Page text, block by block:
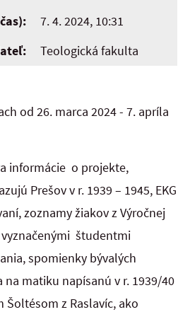
7. 4. 2024, 10:31
Teologická fakulta
od 26. marca 2024 - 7. apríla
informácie o projekte,
Prešov v r. 1939 – 1945, EKG
zoznamy žiakov z Výročnej
vyznačenými študentmi
spomienky bývalých
na matiku napísanú v r. 1939/40
z Raslavíc, ako